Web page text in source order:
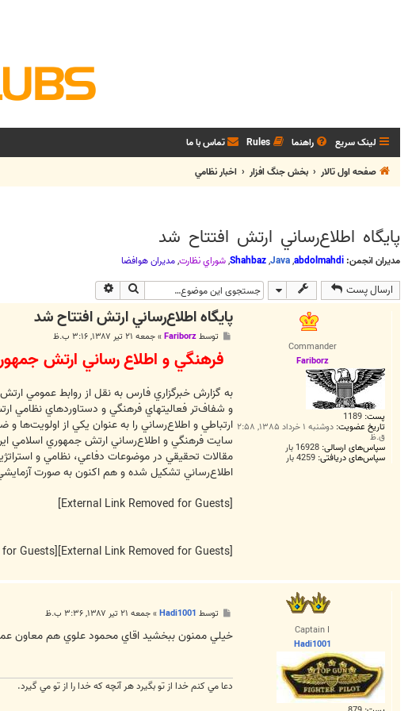
لینک سریع راهنما Rules تماس با ما
صفحه اول تالار
بخش جنگ افزار اخبار نظامي
پايگاه اطلاع‌رساني ارتش افتتاح شد
مدیران انجمن: abdolmahdi
,
Java
,
Shahbaz
,شوراي نظارت,مديران هوافضا
ارسال پست جستجو
Commander
Fariborz
پست: 1189
تاریخ عضویت: دوشنبه ۱ خرداد ۱۳۸۵, ۲:۵۸
ق.ظ
سپاس‌های ارسالی: 16928 بار
سپاس‌های دریافتی: 4259 بار
پايگاه اطلاع‌رساني ارتش افتتاح شد
ت
توسطFariborz
»جمعه ۲۱ تیر ۱۳۸۷, ۳:۱۶ ب.ظ
فرهنگي و اطلاع رساني ارتش
به گزارش خبرگزاري فارس به نقل از روابط عمومي
و شفاف‌تر فعاليتهاي فرهنگي و دستاوردهاي نظامي
ارتباطي و اطلاع‌رساني را به عنوان يكي از
سايت فرهنگي و اطلاع‌رساني ارتش جمهوري اسلامي
مقالات تحقيقي در موضوعات دفاعي، نظامي و
اطلاع‌رساني تشكيل شده و هم اكنون به صورت
[External Link Removed for Guests]
[External Link Removed for Guests]
[External Link Removed for Guests]
Captain I
Hadi1001
ت
توسط Hadi1001
»جمعه ۲۱ تیر ۱۳۸۷, ۳:۳۶ ب.ظ
خيلي ممنون ببخشيد اقاي محمود علوي هم معاون
دعا مي كنم خدا از تو بگيرد هر آنچه كه خدا را از تو مي گيرد.